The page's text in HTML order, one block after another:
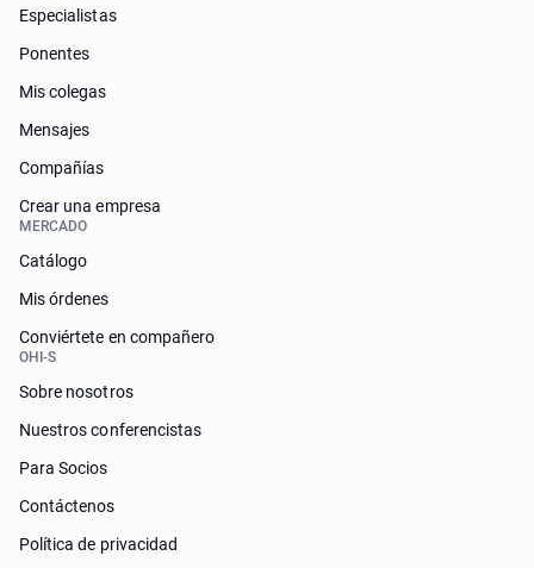
Especialistas
Ponentes
Mis colegas
Mensajes
Compañías
Crear una empresa
MERCADO
Catálogo
Mis órdenes
Conviértete en compañero
OHI-S
Sobre nosotros
Nuestros conferencistas
Para Socios
Contáctenos
Política de privacidad